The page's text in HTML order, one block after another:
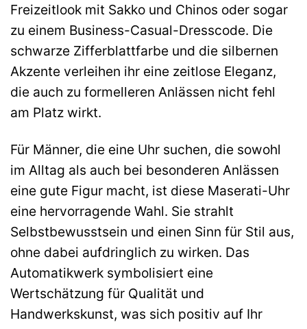
Freizeitlook mit Sakko und Chinos oder sogar
zu einem Business-Casual-Dresscode. Die
schwarze Zifferblattfarbe und die silbernen
Akzente verleihen ihr eine zeitlose Eleganz,
die auch zu formelleren Anlässen nicht fehl
am Platz wirkt.
Für Männer, die eine Uhr suchen, die sowohl
im Alltag als auch bei besonderen Anlässen
eine gute Figur macht, ist diese Maserati-Uhr
eine hervorragende Wahl. Sie strahlt
Selbstbewusstsein und einen Sinn für Stil aus,
ohne dabei aufdringlich zu wirken. Das
Automatikwerk symbolisiert eine
Wertschätzung für Qualität und
Handwerkskunst, was sich positiv auf Ihr